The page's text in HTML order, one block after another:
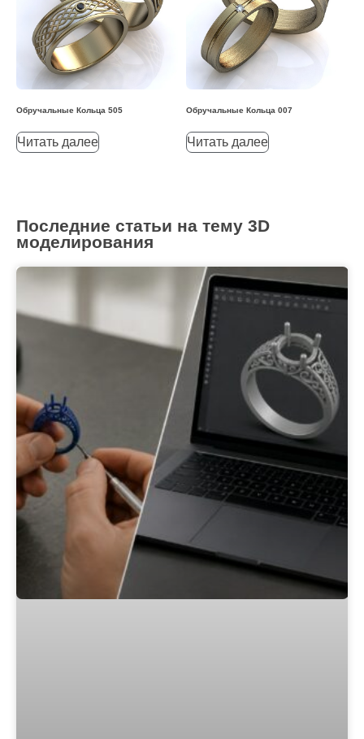
Обручальные Кольца 505
Читать далее
Обручальные Кольца 007
Читать далее
Последние статьи на тему 3D
моделирования